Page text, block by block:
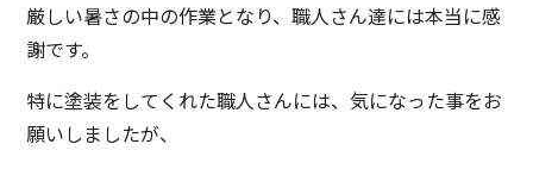
厳しい暑さの中の作業となり、職人さん達には本当に感
謝です。
特に塗装をしてくれた職人さんには、気になった事をお
願いしましたが、